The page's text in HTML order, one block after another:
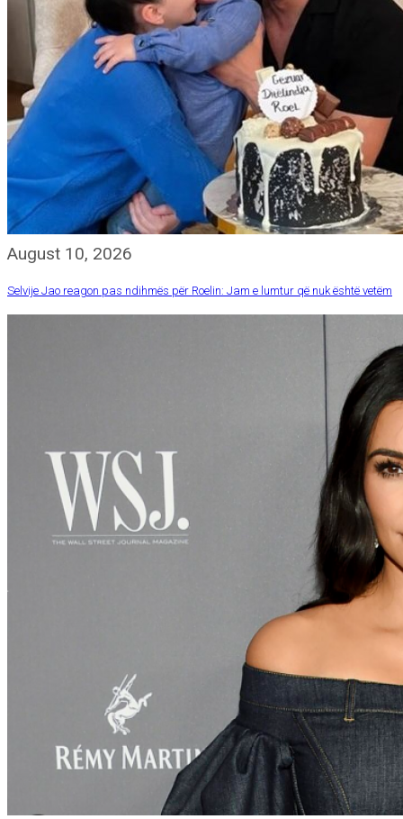
August 10, 2026
Selvije Jao reagon pas ndihmës për Roelin: Jam e lumtur që nuk është vetëm